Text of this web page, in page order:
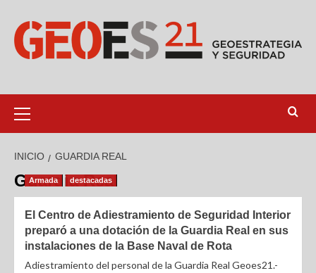
INICIO GUARDIA REAL
Guardia Real
Armada destacadas
El Centro de Adiestramiento de Seguridad Interior
preparó a una dotación de la Guardia Real en sus
instalaciones de la Base Naval de Rota
Adiestramiento del personal de la Guardia Real Geoes21.-